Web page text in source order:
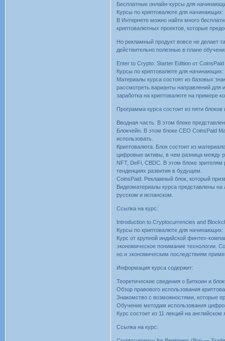
Бесплатные онлайн-курсы для
Курсы по криптовалюте для начинающих:
В Интернете можно найти много
криптовалютных проектов, которые
Но рекламный продукт вовсе не делает
действительно полезные в плане
Enter to Crypto: Starter Edition от
Курсы по криптовалюте для начинающих:
Материалы курса состоят из базовых
рассмотреть варианты направлений
заработка на криптовалюте на примере
Программа курса состоит из пяти
Вводная часть. В этом блоке
Блокчейн. В этом блоке CEO CoinsPaid
использовать.
Криптовалюта. Блок состоит из
цифровые активы, в чем разница между
NFT, DeFi, CBDC. В этом блоке
тенденциях развития в будущем.
CoinsPaid. Рекламный блок, который
Видеоматериалы курса представлены на
русском и испанском.
Ссылка на курс:
Introduction to Cryptocurrencies and
Курсы по криптовалюте для начинающих:
Курс от крупной индийской финтех-
экономическое понимание технологии.
но и экономическим последствиям
Информация курса содержит:
Теоретические сведения о Биткоин и
Обзор правового использования
Знакомство с возможностями, которые
Обучение методам использования
Курс состоит из 11 лекций на
Ссылка на курс: